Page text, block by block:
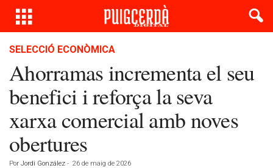
SELECCIÓ ECONÒMICA
Ahorramas incrementa el seu
benefici i reforça la seva
xarxa comercial amb noves
obertures
Por Jordi González - 26 de maig de 2026